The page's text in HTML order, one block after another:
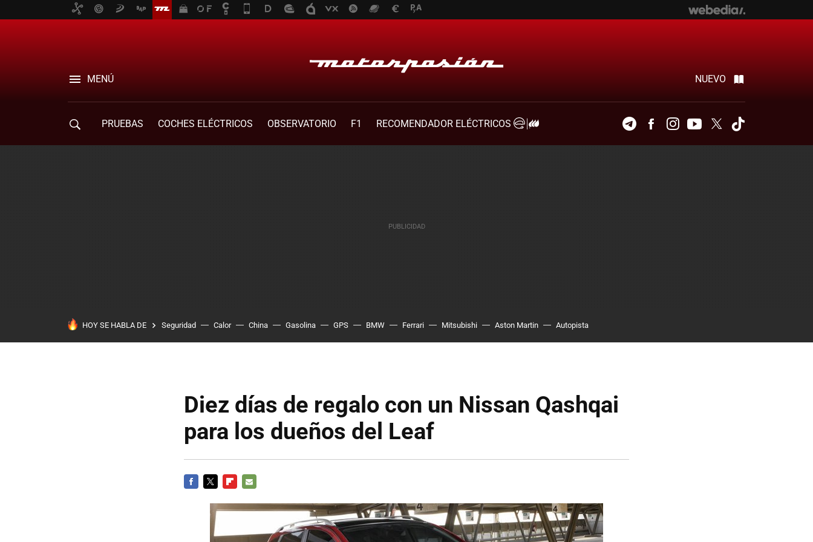
MENÚ NUEVO
PRUEBAS COCHES ELÉCTRICOS OBSERVATORIO F1
RECOMENDADOR ELÉCTRICOS
TelegramFacebookInstagramYoutubeTwitter
HOY SE HABLA DE Seguridad Calor China Gasolina GPS BMW Ferrari Mitsubishi Aston Martin Autopista
Diez días de regalo con un Nissan Qashqai
para los dueños del Leaf
MAIL